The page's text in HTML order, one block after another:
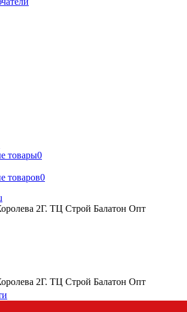
товары0
товаров0
2Г. ТЦ Строй Балатон Опт
2Г. ТЦ Строй Балатон Опт